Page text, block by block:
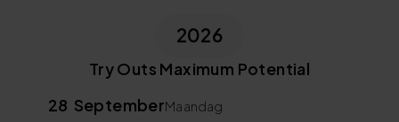
2026
Try Outs Maximum Potential
28 SeptemberMaandag